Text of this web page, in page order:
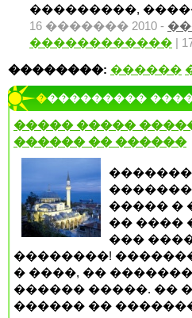
���������,
16 ������� 2010 -
������������ |
��������: ������
����������
����� �����
������ �� ������
����� �
�� ����
���
��������!
� ����, ��
������ �����. ��
������ ��